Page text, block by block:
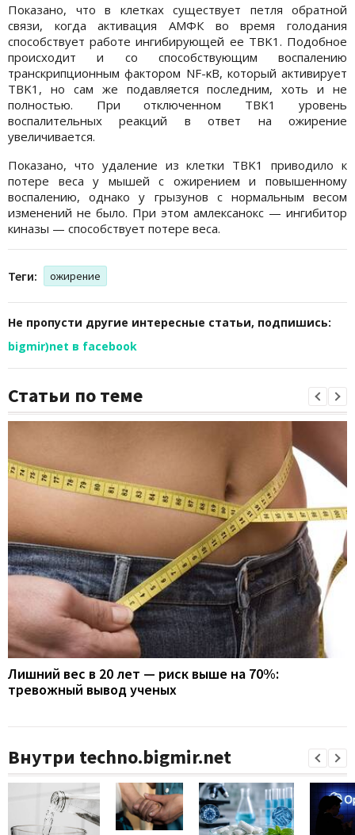
Показано, что в клетках существует петля обратной
связи, когда активация АМФК во время голодания
способствует работе ингибирующей ее TBK1. Подобное
происходит и со способствующим воспалению
транскрипционным фактором NF-κB, который активирует
TBK1, но сам же подавляется последним, хоть и не
полностью. При отключенном TBK1 уровень
воспалительных реакций в ответ на ожирение
увеличивается.
Показано, что удаление из клетки TBK1 приводило к
потере веса у мышей с ожирением и повышенному
воспалению, однако у грызунов с нормальным весом
изменений не было. При этом амлексанокс — ингибитор
киназы — способствует потере веса.
Теги: ожирение
Не пропусти другие интересные статьи, подпишись:
bigmir)net в facebook
Статьи по теме
Лишний вес в 20 лет — риск выше на 70%:
тревожный вывод ученых
Внутри techno.bigmir.net